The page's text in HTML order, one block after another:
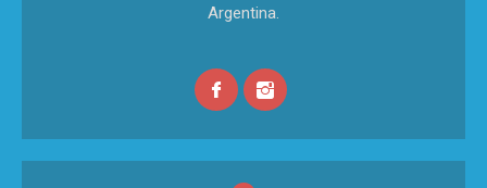
Argentina.